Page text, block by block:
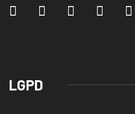
LGPD